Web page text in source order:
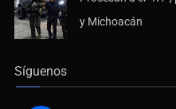
y Michoacán
Síguenos